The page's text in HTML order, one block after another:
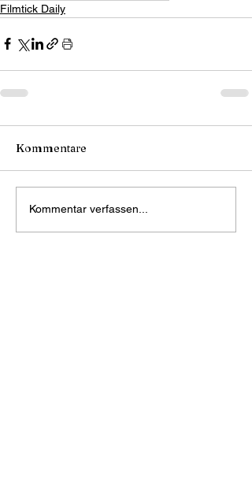
Filmtick Daily
Kommentare
Kommentar verfassen...